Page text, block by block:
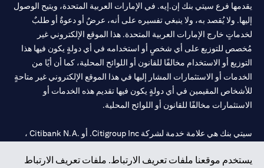
يستخدم موقعنا ملفات تعريف الارتباط. ملفات تعريف الارتباط
يقدمها فرع سيتي بنك إن.إيه. في الإمارات العربية المتحدة، ويتيح الوصول
إليها. ولا يُقصد به، ولا ينبغي تفسيره على أنه، عرضٌ أو دعوةٌ أو طلبٌ
لخدماتٍ خارج الإمارات العربية المتحدة. هذا الموقع الإلكتروني غير
مُخصص للتوزيع على أي شخصٍ أو استخدامه في أي دولةٍ يكون فيها هذا
التوزيع أو الاستخدام مخالفًا للقانون أو اللوائح المحلية، كما أن أيًا من
الخدمات أو الاستثمارات المشار إليها في هذا الموقع الإلكتروني غير متاحةٍ
للأشخاص المقيمين في أي دولةٍ يكون فيها تقديم هذه الخدمات أو
الاستثمارات مخالفًا للقانون أو اللوائح المحلية.
سيتي بنك هي علامة خدمة لشركة Citigroup Inc. أو .Citibank N.A ،